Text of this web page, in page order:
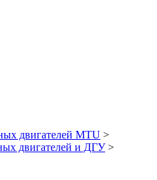
двигателей MTU >
двигателей и ДГУ>